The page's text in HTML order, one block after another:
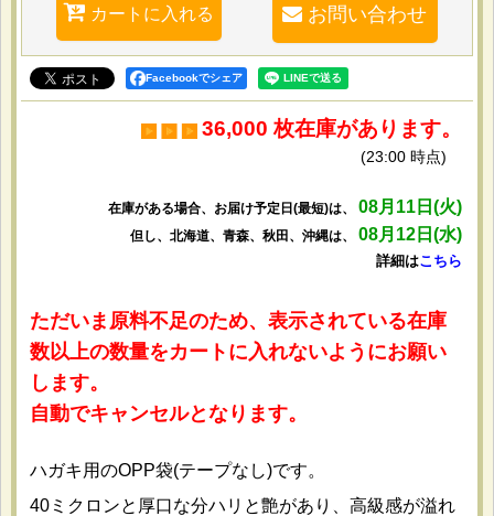
カートに入れる お問い合わせ
Facebookでシェア
36,000 枚在庫があります。
(23:00 時点)
在庫がある場合、お届け予定日(最短)は、 08月11日(火)
但し、北海道、青森、秋田、沖縄は、 08月12日(水)
詳細はこちら
ただいま原料不足のため、表示されている在庫
数以上の数量をカートに入れないようにお願い
します。
自動でキャンセルとなります。
ハガキ用のOPP袋(テープなし)です。
40ミクロンと厚口な分ハリと艶があり、高級感が溢れ